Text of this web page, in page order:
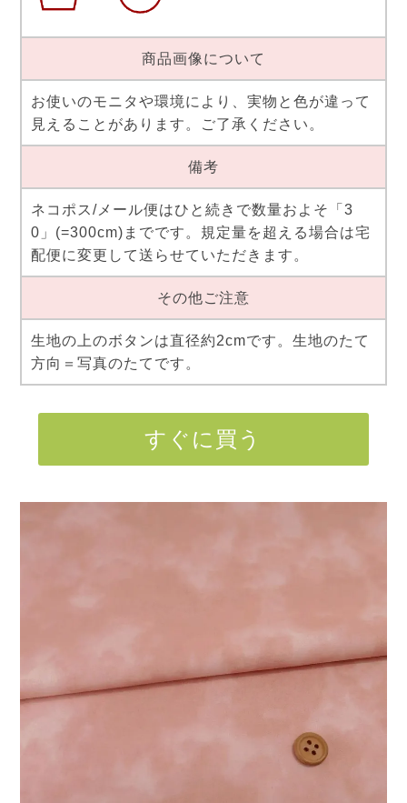
商品画像について
お使いのモニタや環境により、実物と色が違って
見えることがあります。ご了承ください。
備考
ネコポス/メール便はひと続きで数量およそ「3
0」(=300cm)までです。規定量を超える場合は宅
配便に変更して送らせていただきます。
その他ご注意
生地の上のボタンは直径約2cmです。生地のたて
方向＝写真のたてです。
すぐに買う